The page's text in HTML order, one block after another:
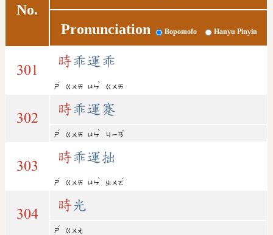
No.
Pronunciation Bopomofo Hanyu Pinyin
301
時乖運乖
ㄕ
ˊ
ㄍㄨㄞ ㄩㄣ
ˋ
ㄍㄨㄞ
302
時乖運蹇
ㄕ
ˊ
ㄍㄨㄞ ㄩㄣ
ˋ
ㄐㄧㄢ
ˇ
303
時乖運拙
ㄕ
ˊ
ㄍㄨㄞ ㄩㄣ
ˋ
ㄓㄨㄛ
ˊ
304
時光
ㄕ
ˊ
ㄍㄨㄤ